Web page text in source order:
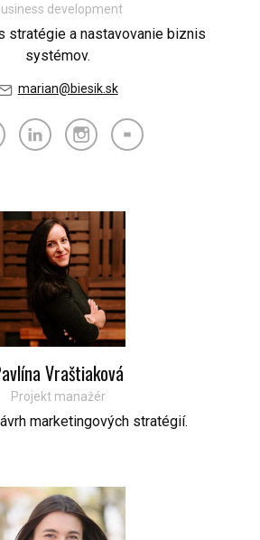
development
stratégie a nastavovanie biznis
systémov.
marian@biesik.sk
Vraštiaková
Projekt manažér
marketingových stratégií.